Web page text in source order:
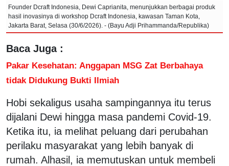
Founder Dcraft Indonesia, Dewi Caprianita, menunjukkan berbagai produk
hasil inovasinya di workshop Dcraft Indonesia, kawasan Taman Kota,
Jakarta Barat, Selasa (30/6/2026). - (Bayu Adji Prihammanda/Republika)
Baca Juga :
Pakar Kesehatan: Anggapan MSG Zat Berbahaya
tidak Didukung Bukti Ilmiah
Hobi sekaligus usaha sampingannya itu terus
dijalani Dewi hingga masa pandemi Covid-19.
Ketika itu, ia melihat peluang dari perubahan
perilaku masyarakat yang lebih banyak di
rumah. Alhasil, ia memutuskan untuk membeli